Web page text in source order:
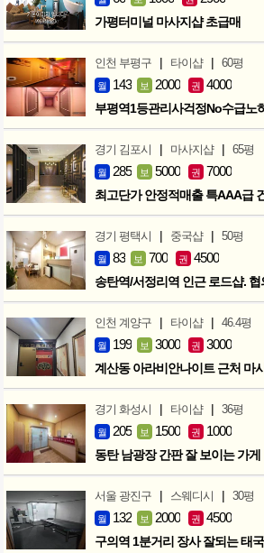
가평터미널 마사지샵 초급매
인천 부평구 | 타이샵 | 60평
월 143 보 2000 권 4000
부평역1등관리사걱정No수급노
경기 김포시 | 마사지샵 | 65평
월 285 보 5000 권 7000
최고단가 안정적매출 특AAA급
경기 평택시 | 중국샵 | 50평
월 83 보 700 권 4500
송탄역/서정리역 인근 로드샵. 협
인천 계양구 | 타이샵 | 46.4평
월 199 보 3000 권 3000
계산동 아라비안나이트 근처 마
경기 화성시 | 타이샵 | 36평
월 205 보 1500 권 1000
동탄 남광장 간판 잘 보이는 가게
서울 광진구 | 스웨디시 | 30평
월 132 보 2000 권 4500
구의역 1분거리 장사 잘되는 태